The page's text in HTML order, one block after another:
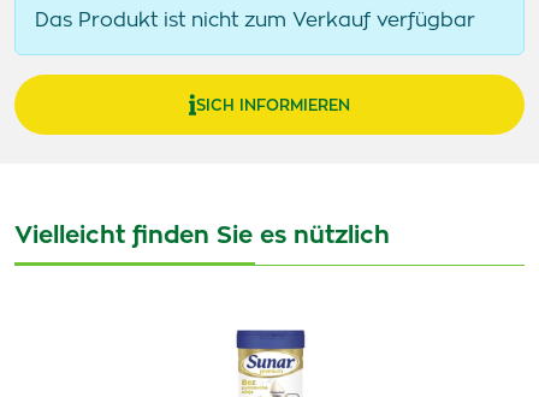
Das Produkt ist nicht zum Verkauf verfügbar
SICH INFORMIEREN
Vielleicht finden Sie es nützlich